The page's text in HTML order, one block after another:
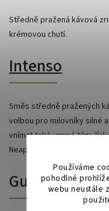
Používáme
pohodlné
webu neustále
Středně pražená kávová
krémovou chutí.
Intenso
Směs středně pražených
volbou pro milovníky silné
vnímat také jemné tóny
Neapolské kávy.
Guilietta